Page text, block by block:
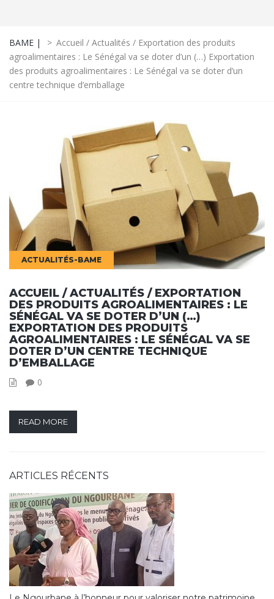
BAME | > Accueil / Actualités / Exportation des produits
agroalimentaires : Le Sénégal va se doter d’un (…) Exportation
des produits agroalimentaires : Le Sénégal va se doter d’un
centre technique d’emballage
ACTUALITÉS-BAME
ACCUEIL / ACTUALITÉS / EXPORTATION
DES PRODUITS AGROALIMENTAIRES : LE
SÉNÉGAL VA SE DOTER D’UN (…)
EXPORTATION DES PRODUITS
AGROALIMENTAIRES : LE SÉNÉGAL VA SE
DOTER D’UN CENTRE TECHNIQUE
D’EMBALLAGE
0
READ MORE
ARTICLES RÉCENTS